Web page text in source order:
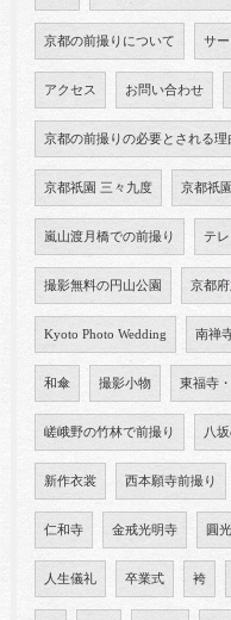
京都の前撮りについて サー
アクセス お問い合わせ
京都の前撮りの必要とされる理
京都祇園 三々九度 京都祇園
嵐山渡月橋での前撮り テ
撮影無料の円山公園 京都
Kyoto Photo Wedding 南禅
和傘 撮影小物 東福寺
嵯峨野の竹林で前撮り 八
新作衣裳 西本願寺前撮り
仁和寺 金戒光明寺 圓
人生儀礼 卒業式 袴